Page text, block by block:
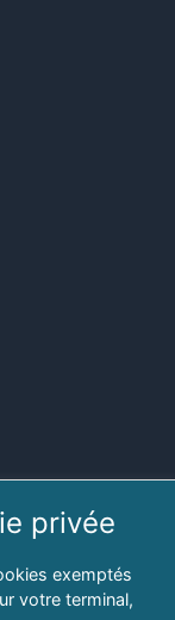
privée
exemptés
votre terminal,